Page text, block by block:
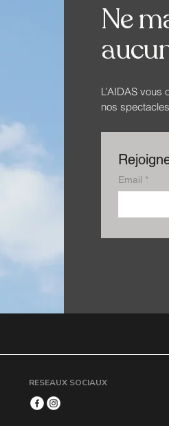
Ne
L’AIDAS
nos
Email *
RESEAUX SOCIAUX